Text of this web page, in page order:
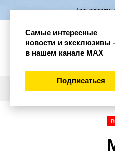
Самые интересные
новости и эксклюзивы
в нашем канале МАХ
Подписаться